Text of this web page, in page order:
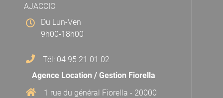
AJACCIO
Du Lun-Ven
9h00-18h00
Tél: 04 95 21 01 02
Agence Location / Gestion Fiorella
1 rue du général Fiorella - 20000